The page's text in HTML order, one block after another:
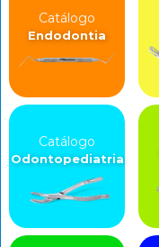
Catálogo
Endodontia
Catálogo
Odontopediatria